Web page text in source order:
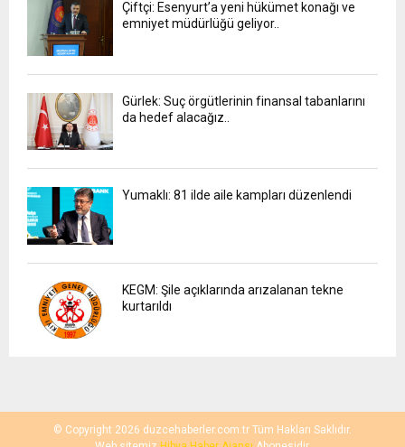
Çiftçi: Esenyurt’a yeni hükümet konağı ve
emniyet müdürlüğü geliyor..
Gürlek: Suç örgütlerinin finansal tabanlarını
da hedef alacağız..
Yumaklı: 81 ilde aile kampları düzenlendi
KEGM: Şile açıklarında arızalanan tekne
kurtarıldı
© Copyright 2026 duzcehaberler.com.tr Tüm Hakları Saklıdır.